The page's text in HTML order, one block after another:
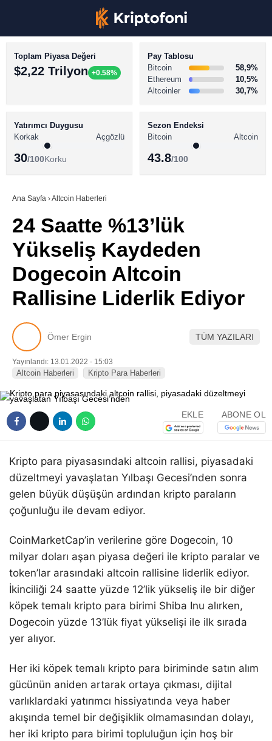
Youtube
TikTok
BİTCOİN HABERLERİ
ALTCOİN HABERLERİ
SÖZLÜK
Toplam Piyasa Değeri
$2,22 Trilyon +0.58%
Pay Tablosu
Bitcoin
58,9%
Ethereum
10,5%
Altcoinler
30,7%
Yatırımcı Duygusu
Korkak
Açgözlü
30/100Korku
Sezon Endeksi
Bitcoin
Altcoin
43.8/100
Ana Sayfa ›Altcoin Haberleri
24 Saatte %13’lük
Yükseliş Kaydeden
Dogecoin Altcoin
Rallisine Liderlik Ediyor
Ömer Ergin TÜM YAZILARI
Yayınlandı: 13.01.2022 - 15:03
Altcoin Haberleri Kripto Para Haberleri
EKLE ABONE OL
Kripto para piyasasındaki altcoin rallisi, piyasadaki
düzeltmeyi yavaşlatan Yılbaşı Gecesi’nden sonra
gelen büyük düşüşün ardından kripto paraların
çoğunluğu ile devam ediyor.
CoinMarketCap’in verilerine göre Dogecoin, 10
milyar doları aşan piyasa değeri ile kripto paralar ve
token’lar arasındaki altcoin rallisine liderlik ediyor.
İkinciliği 24 saatte yüzde 12’lik yükseliş ile bir diğer
köpek temalı kripto para birimi Shiba Inu alırken,
Dogecoin yüzde 13’lük fiyat yükselişi ile ilk sırada
yer alıyor.
Her iki köpek temalı kripto para biriminde satın alım
gücünün aniden artarak ortaya çıkması, dijital
varlıklardaki yatırımcı hissiyatında veya haber
akışında temel bir değişiklik olmamasından dolayı,
her iki kripto para birimi topluluğun için hoş bir